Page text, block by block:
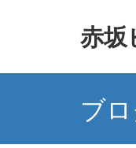
赤坂
ブ